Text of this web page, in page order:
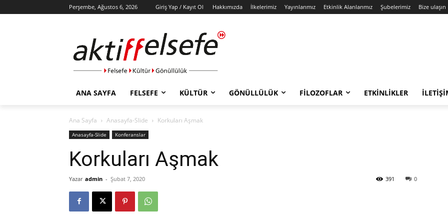
Perşembe, Ağustos 6, 2026 Giriş Yap / Kayıt Ol Hakkımızda İlkelerimiz Yayınlarımız Etkinlik Alanlarımız Şubelerimiz Bize ulaşın
ANA SAYFA FELSEFE KÜLTÜR GÖNÜLLÜLÜK FILOZOFLAR ETKINLIKLER
Ana Sayfa Anasayfa-Slide Korkuları Aşmak
Anasayfa-Slide Konferanslar
Korkuları Aşmak
Yazar admin - Şubat 7, 2020 0
391